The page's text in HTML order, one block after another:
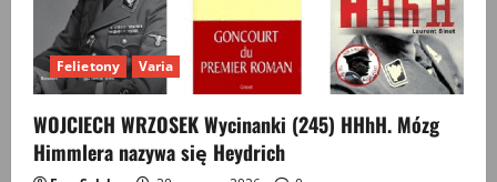
Felietony Varia
WOJCIECH WRZOSEK Wycinanki (245) HHhH. Mózg
Himmlera nazywa się Heydrich